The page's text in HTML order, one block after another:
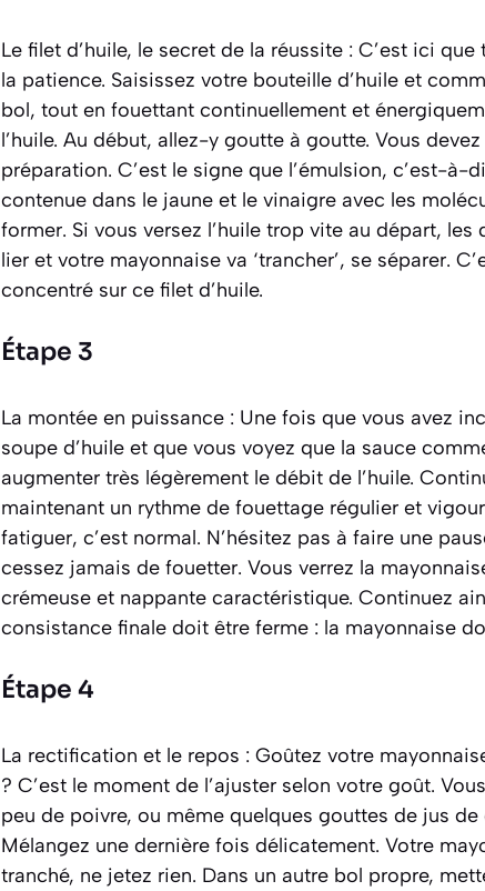
Le filet d’huile, le secret de la réussite : C’est ici
la patience. Saisissez votre bouteille d’huile et
bol, tout en fouettant continuellement et
l’huile. Au début, allez-y goutte à goutte. Vous
préparation. C’est le signe que l’émulsion, c’est-à-
contenue dans le jaune et le vinaigre avec les
former. Si vous versez l’huile trop vite au départ,
lier et votre mayonnaise va ‘trancher’, se séparer.
concentré sur ce filet d’huile.
Étape 3
La montée en puissance : Une fois que vous avez
soupe d’huile et que vous voyez que la sauce
augmenter très légèrement le débit de l’huile.
maintenant un rythme de fouettage régulier et
fatiguer, c’est normal. N’hésitez pas à faire une
cessez jamais de fouetter. Vous verrez la
crémeuse et nappante caractéristique. Continuez
consistance finale doit être ferme : la mayonnaise
Étape 4
La rectification et le repos : Goûtez votre
? C’est le moment de l’ajuster selon votre goût.
peu de poivre, ou même quelques gouttes de jus
Mélangez une dernière fois délicatement. Votre
tranché, ne jetez rien. Dans un autre bol propre,